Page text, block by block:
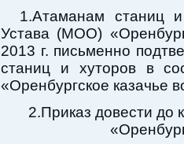
1.Атаманам станиц
Устава (МОО)
2013 г. письменно
станиц и хуторов в
«Оренбургское казачье
2.Приказ довести до